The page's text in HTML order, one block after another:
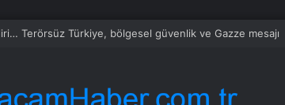
uyarı: “Esprisini bile yapmayacaksınız”